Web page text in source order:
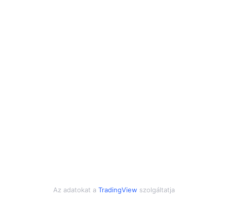
Az adatokat a TradingView szolgáltatja